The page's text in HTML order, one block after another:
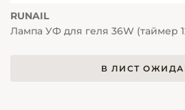
RUNAIL
Лампа УФ для геля 36W (таймер
В ЛИСТ